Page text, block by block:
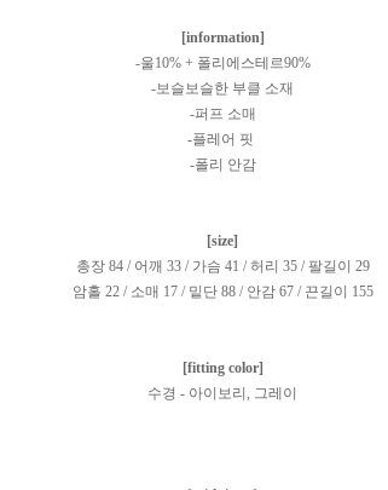
[information]
-울10% + 폴리에스테르90%
-보슬보슬한 부클 소재
-퍼프 소매
-플레어 핏
-폴리 안감
[size]
총장 84 / 어깨 33 / 가슴 41 / 허리 35 / 팔길이 29
암홀 22 / 소매 17 / 밑단 88 / 안감 67 / 끈길이 155
[fitting color]
수경 - 아이보리, 그레이